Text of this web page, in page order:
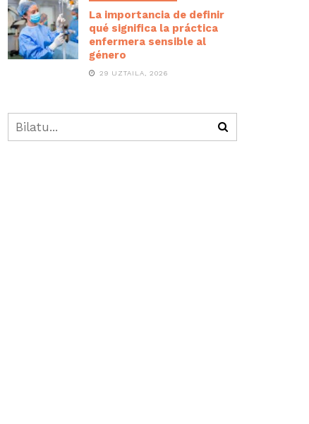
La importancia de definir
qué significa la práctica
enfermera sensible al
género
29 UZTAILA, 2026